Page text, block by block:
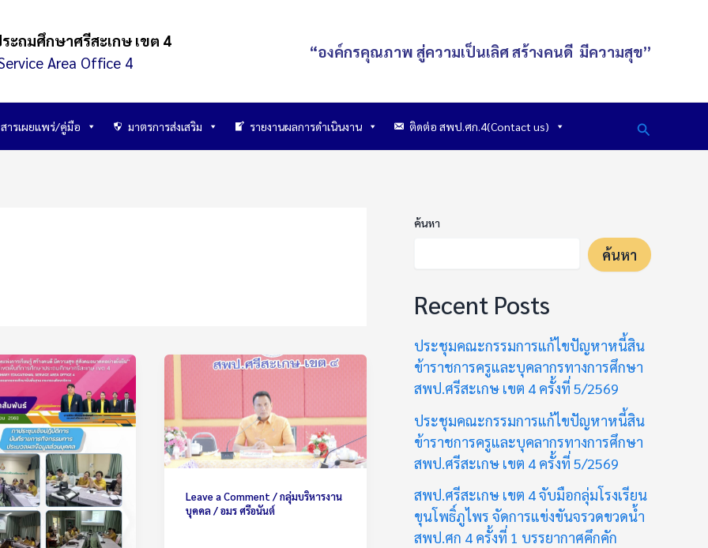
ถมศึกษาศรีสะเกษ เขต 4
Area Office 4
“องค์กรคุณภาพ สู่ความเป็นเลิศสร้างคนดี มีความสุข”
ารเผยแพร่/คู่มือ มาตรการส่งเสริม รายงานผลการดำเนินงาน ติดต่อ สพป.ศก.4(Contact us) Search
Leave a Comment /กลุ่มบริหารงาน
บุคคล/อมร ศรีอนันต์
ค้นหา
ค้นหา
Recent Posts
ประชุมคณะกรรมการแก้ไขปัญหาหนี้สิน
ข้าราชการครูและบุคลากรทางการศึกษา
สพป.ศรีสะเกษ เขต 4 ครั้งที่ 5/2569
ประชุมคณะกรรมการแก้ไขปัญหาหนี้สิน
ข้าราชการครูและบุคลากรทางการศึกษา
สพป.ศรีสะเกษ เขต 4 ครั้งที่ 5/2569
สพป.ศรีสะเกษ เขต 4 จับมือกลุ่มโรงเรียน
ขุนโพธิ์ภูไพร จัดการแข่งขันจรวดขวดน้ำ
สพป.ศก 4 ครั้งที่ 1 บรรยากาศคึกคัก